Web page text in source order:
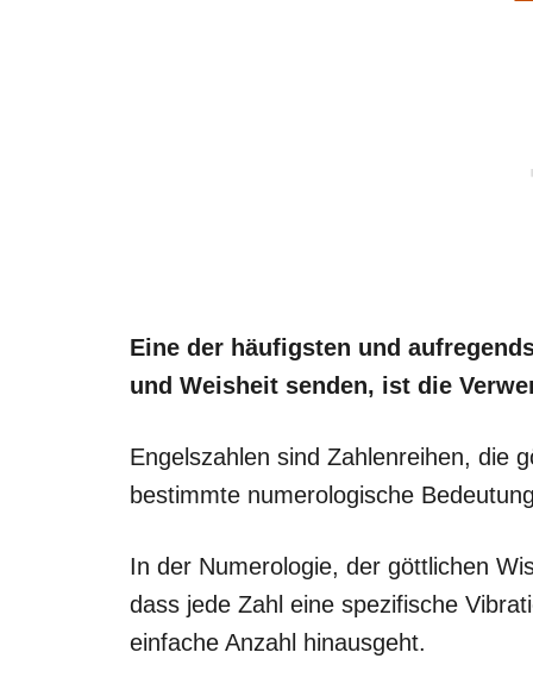
Eine der häufigsten und
und Weisheit senden, ist die
Engelszahlen sind Zahlenreihen, die
bestimmte numerologische
In der Numerologie, der göttlichen
dass jede Zahl eine spezifische
einfache Anzahl hinausgeht.